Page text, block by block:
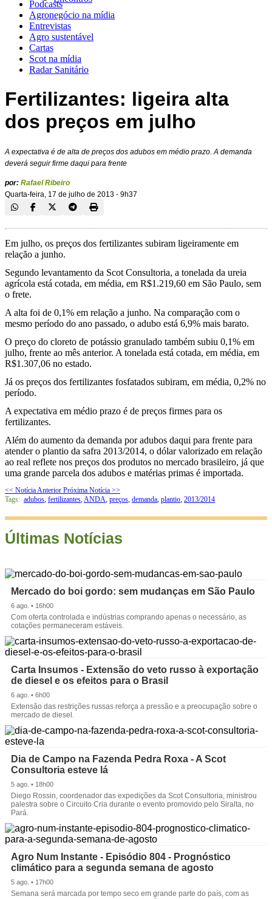
Podcasts
Agronegócio na mídia
Entrevistas
Agro sustentável
Cartas
Scot na mídia
Radar Sanitário
Fertilizantes: ligeira alta
dos preços em julho
A expectativa é de alta de preços dos adubos em médio prazo. A demanda
deverá seguir firme daqui para frente
por: Rafael Ribeiro
Quarta-feira, 17 de julho de 2013 - 9h37
Em julho, os preços dos fertilizantes subiram ligeiramente em
relação a junho.
Segundo levantamento da Scot Consultoria, a tonelada da ureia
agrícola está cotada, em média, em R$1.219,60 em São Paulo, sem
o frete.
A alta foi de 0,1% em relação a junho. Na comparação com o
mesmo período do ano passado, o adubo está 6,9% mais barato.
O preço do cloreto de potássio granulado também subiu 0,1% em
julho, frente ao mês anterior. A tonelada está cotada, em média, em
R$1.307,06 no estado.
Já os preços dos fertilizantes fosfatados subiram, em média, 0,2% no
período.
A expectativa em médio prazo é de preços firmes para os
fertilizantes.
Além do aumento da demanda por adubos daqui para frente para
atender o plantio da safra 2013/2014, o dólar valorizado em relação
ao real reflete nos preços dos produtos no mercado brasileiro, já que
uma grande parcela dos adubos e matérias primas é importada.
<< Notícia Anterior Próxima Notícia >>
Tags: adubos, fertilizantes,ANDA, preços, demanda, plantio, 2013/2014
Últimas Notícias
Mercado do boi gordo: sem mudanças em São Paulo
6 ago. • 16h00
Com oferta controlada e indústrias comprando apenas o necessário, as
cotações permaneceram estáveis.
Carta Insumos - Extensão do veto russo à exportação
de diesel e os efeitos para o Brasil
6 ago. • 6h00
Extensão das restrições russas reforça a pressão e a preocupação sobre o
mercado de diesel.
Dia de Campo na Fazenda Pedra Roxa - A Scot
Consultoria esteve lá
5 ago. • 18h00
Diego Rossin, coordenador das expedições da Scot Consultoria, ministrou
palestra sobre o Circuito Cria durante o evento promovido pelo Siralta, no
Pará.
Agro Num Instante - Episódio 804 - Prognóstico
climático para a segunda semana de agosto
5 ago. • 17h00
Semana será marcada por tempo seco em grande parte do país, com as